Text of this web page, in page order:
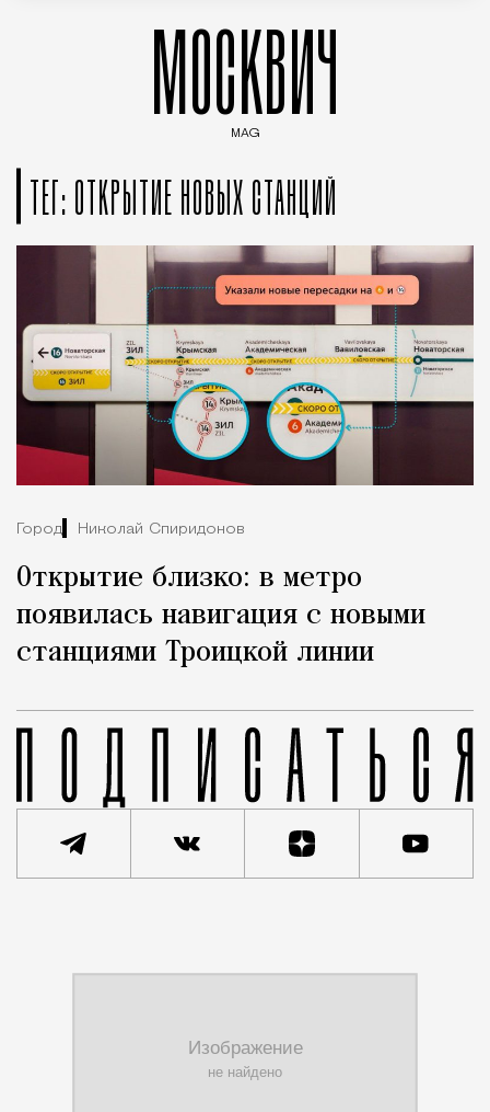
МОСКВИЧ
MAG
ТЕГ: ОТКРЫТИЕ НОВЫХ СТАНЦИЙ
Город Николай Спиридонов
Открытие близко: в метро
появилась навигация с новыми
станциями Троицкой линии